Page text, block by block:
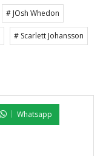
# JOsh Whedon
# Scarlett Johansson
Whatsapp